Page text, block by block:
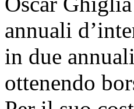
annuali
in due
ottenendo